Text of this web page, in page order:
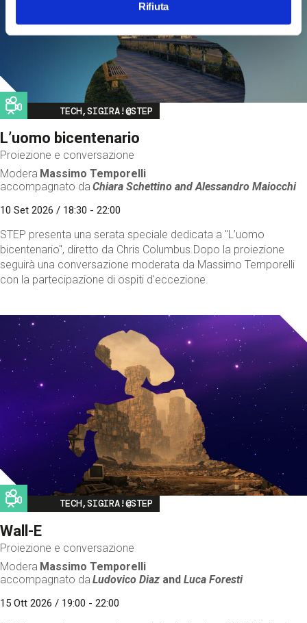
Rifiuta
Image
TECH,SIGIRA!@STEP
L’uomo bicentenario
Proiezione e conversazione
Modera Massimo Temporelli
accompagnato da Chiara Schettino andAlessandro Maiocchi
10 Set 2026 / 18:30 - 22:00
STEP presenta una serata speciale dedicata a "L’uomo
bicentenario", diretto da Chris Columbus.Dopo la proiezione
seguirà una conversazione moderata da Massimo Temporelli
con la partecipazione di ospiti d'eccezione.
Image
TECH,SIGIRA!@STEP
Wall-E
Proiezione e conversazione
Modera Massimo Temporelli
accompagnato da Ludovico Diaz andLuca Foresti
15 Ott 2026 / 19:00 - 22:00